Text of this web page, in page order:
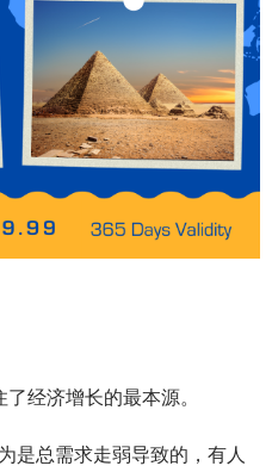
经济增长的最本源。
是总需求走弱导致的，有人